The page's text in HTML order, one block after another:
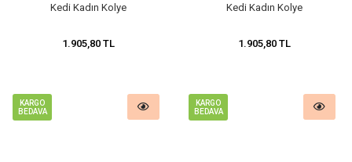
Kedi Kadın Kolye
1.905,80 TL
Kedi Kadın Kolye
1.905,80 TL
KARGO
BEDAVA
KARGO
BEDAVA